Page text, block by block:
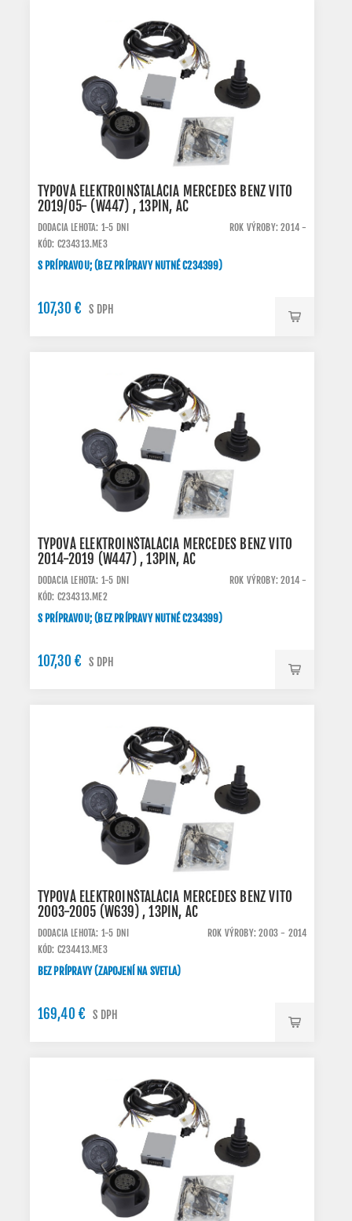
TYPOVÁ ELEKTROINŠTALÁCIA MERCEDES BENZ VITO
2019/05- (W447) , 13PIN, AC
DODACIA LEHOTA: 1-5 DNI
ROK VÝROBY: 2014 -
KÓD: C234313.ME3
S PRÍPRAVOU; (BEZ PRÍPRAVY NUTNÉ C234399)
107,30 € S DPH
TYPOVÁ ELEKTROINŠTALÁCIA MERCEDES BENZ VITO
2014-2019 (W447) , 13PIN, AC
DODACIA LEHOTA: 1-5 DNI
ROK VÝROBY: 2014 -
KÓD: C234313.ME2
S PRÍPRAVOU; (BEZ PRÍPRAVY NUTNÉ C234399)
107,30 € S DPH
TYPOVÁ ELEKTROINŠTALÁCIA MERCEDES BENZ VITO
2003-2005 (W639) , 13PIN, AC
DODACIA LEHOTA: 1-5 DNI
ROK VÝROBY: 2003 - 2014
KÓD: C234413.ME3
BEZ PRÍPRAVY (ZAPOJENÍ NA SVETLA)
169,40 € S DPH